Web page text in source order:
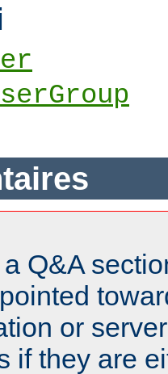
Q&A
or
if they are